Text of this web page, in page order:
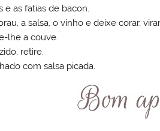
as fatias de bacon.
a salsa, o vinho e deixe corar,
lhe a couve.
retire.
com salsa picada.